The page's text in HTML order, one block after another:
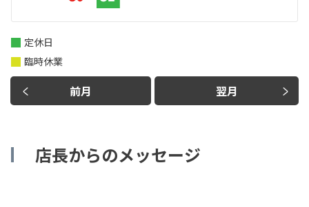
前月 翌月
定休日
臨時休業
店長からのメッセージ